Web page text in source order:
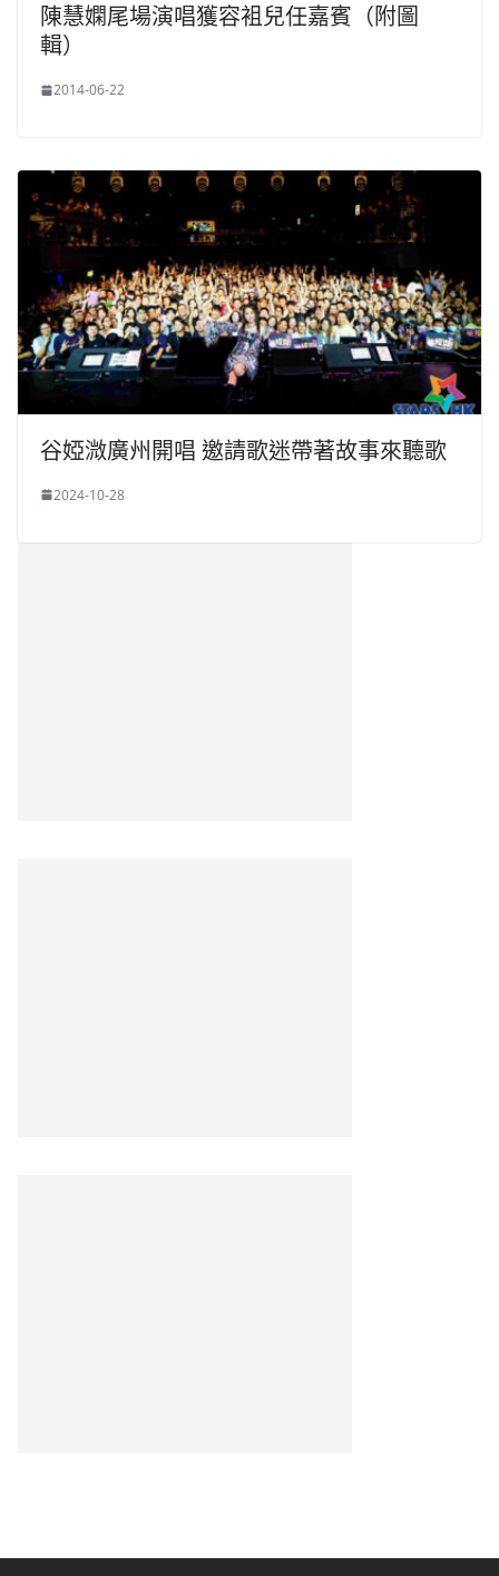
陳慧嫻尾場演唱獲容袓兒任嘉賓（附圖
輯）
2014-06-22
谷婭溦廣州開唱 邀請歌迷帶著故事來聽歌
2024-10-28